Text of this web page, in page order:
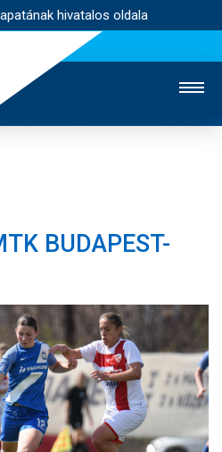
hivatalos oldala
WEBSHOP
STADION
HÍREK
BUDAPEST-